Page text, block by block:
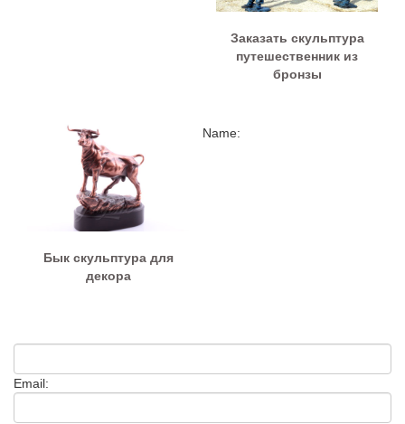
Заказать скульптура
путешественник из
бронзы
Бык скульптура для
декора
Name:
Email: